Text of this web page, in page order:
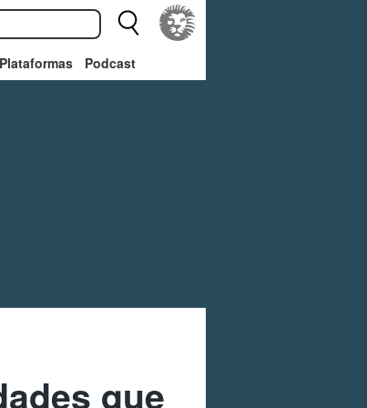
Plataformas Podcast
que